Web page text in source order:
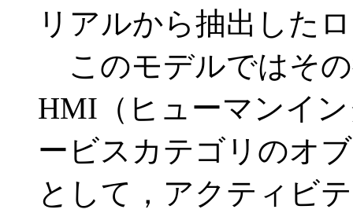
リアルから抽出した
このモデルではそ
HMI（ヒューマンイ
ービスカテゴリのオ
として，アクティビ